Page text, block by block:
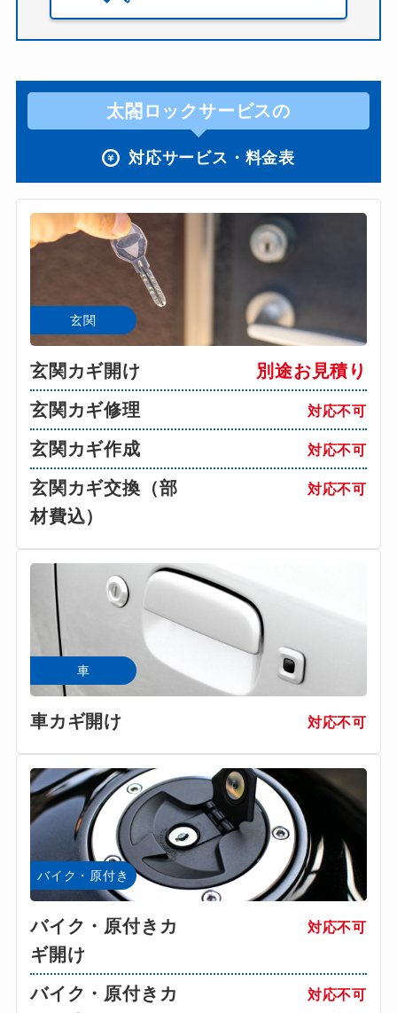
太閤ロックサービスの
対応サービス・料金表
玄関
玄関カギ開け
別途お見積り
玄関カギ修理
対応不可
玄関カギ作成 対応不可
玄関カギ交換（部
材費込）
対応不可
車
車カギ開け 対応不可
バイク・原付き
バイク・原付きカ
ギ開け
対応不可
バイク・原付きカ
対応不可